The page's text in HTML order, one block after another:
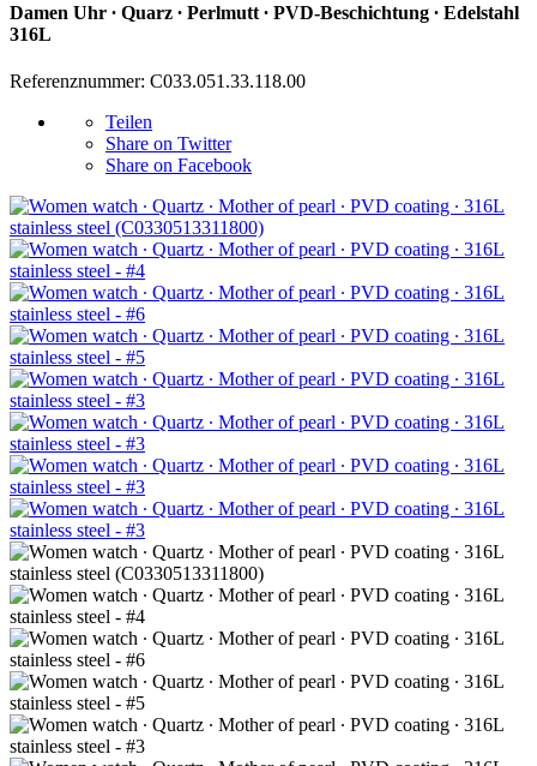
Damen Uhr ∙ Quarz ∙ Perlmutt ∙ PVD-Beschichtung ∙ Edelstahl
316L
Referenznummer: C033.051.33.118.00
Teilen
Share on Twitter
Share on Facebook